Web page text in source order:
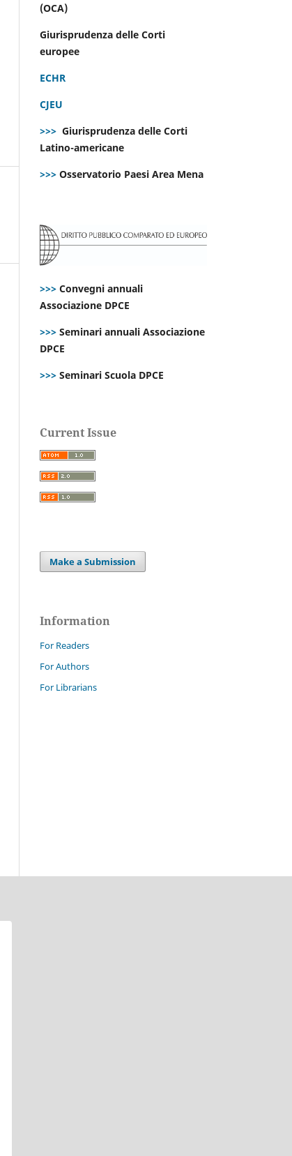
(OCA)
Giurisprudenza delle Corti
europee
ECHR
CJEU
>>> Giurisprudenza delle Corti
Latino-americane
>>> Osservatorio Paesi Area Mena
>>> Convegni annuali
Associazione DPCE
>>> Seminari annuali Associazione
DPCE
>>> Seminari Scuola DPCE
Current Issue
Make a Submission
Information
For Readers
For Authors
For Librarians